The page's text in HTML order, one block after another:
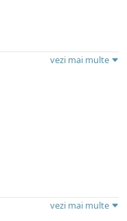
vezi mai multe
vezi mai multe